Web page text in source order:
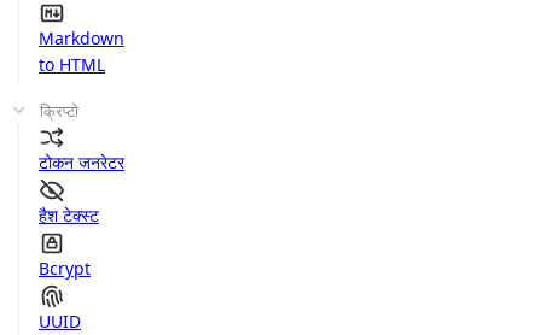
Markdown
to HTML
क्रिप्टो
टोकन जनरेटर
हैश टेक्स्ट
Bcrypt
UUID